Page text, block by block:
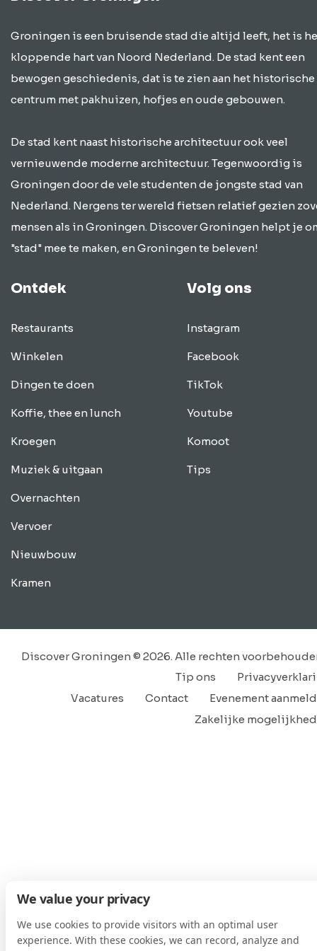
Groningen is een bruisende stad die altijd leeft, het is
kloppende hart van Noord Nederland. De stad kent een
bewogen geschiedenis, dat is te zien aan het historische
centrum met pakhuizen, hofjes en oude gebouwen.
De stad kent naast historische architectuur ook veel
vernieuwende moderne architectuur. Tegenwoordig is
Groningen door de vele studenten de jongste stad van
Nederland. Nergens ter wereld fietsen relatief gezien
mensen als in Groningen. Discover Groningen helpt je
"stad" mee te maken, en Groningen te beleven!
Ontdek
Restaurants
Winkelen
Dingen te doen
Koffie, thee en lunch
Kroegen
Muziek & uitgaan
Overnachten
Vervoer
Nieuwbouw
Kramen
Volg ons
Instagram
Facebook
TikTok
Youtube
Komoot
Tips
Discover Groningen © 2026. Alle rechten
Tip ons
Evenement
Contact
Vacatures
Zakelijke
We value your privacy
We use cookies to provide visitors with an optimal user
experience. With these cookies, we can record, analyze and